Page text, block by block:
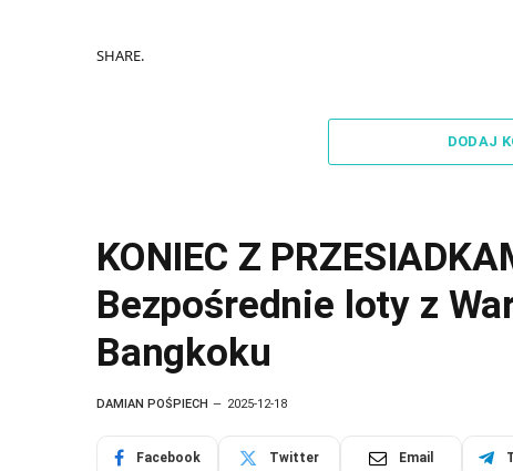
SHARE.
DODAJ
KONIEC Z
Bezpośrednie loty z
Bangkoku
DAMIAN POŚPIECH 2025-12-18
Facebook Twitter Email